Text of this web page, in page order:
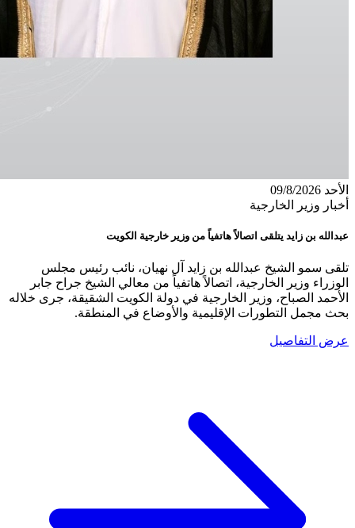
الأحد 09/8/2026
أخبار وزير الخارجية
عبدالله بن زايد يتلقى اتصالاً هاتفياً من وزير خارجية الكويت
تلقى سمو الشيخ عبدالله بن زايد آل نهيان، نائب رئيس مجلس
الوزراء وزير الخارجية، اتصالاً هاتفياً من معالي الشيخ جراح جابر
الأحمد الصباح، وزير الخارجية في دولة الكويت الشقيقة، جرى خلاله
بحث مجمل التطورات الإقليمية والأوضاع في المنطقة.
عرض التفاصيل